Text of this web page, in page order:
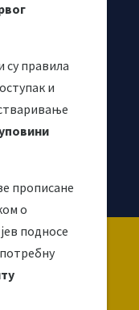
су правила
и
прописане
о
подносе
/ neizravno